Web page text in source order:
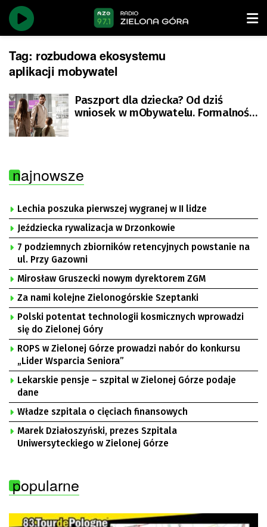
Tag: rozbudowa ekosystemu
aplikacji mobywatel
Paszport dla dziecka? Od dziś
wniosek w mObywatelu. Formalności
najnowsze
Lechia poszuka pierwszej wygranej w II lidze
Jeździecka rywalizacja w Drzonkowie
7 podziemnych zbiorników retencyjnych powstanie na
ul. Przy Gazowni
Mirosław Gruszecki nowym dyrektorem ZGM
Za nami kolejne Zielonogórskie Szeptanki
Polski potentat technologii kosmicznych wprowadzi
się do Zielonej Góry
ROPS w Zielonej Górze prowadzi nabór do konkursu
„Lider Wsparcia Seniora”
Lekarskie pensje – szpital w Zielonej Górze podaje
dane
Władze szpitala o cięciach finansowych
Marek Działoszyński, prezes Szpitala
Uniwersyteckiego w Zielonej Górze
popularne